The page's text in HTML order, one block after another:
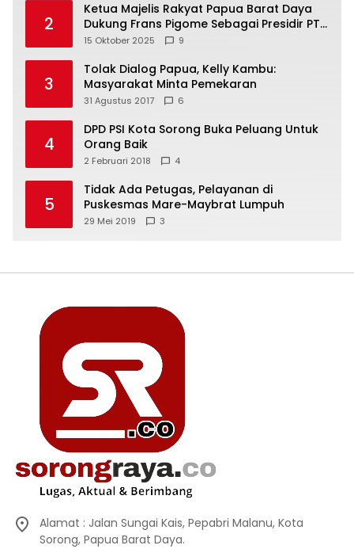
2
Ketua Majelis Rakyat Papua Barat Daya
Dukung Frans Pigome Sebagai Presidir PT
Freeport Indonesia
15 Oktober 2025 9
3
Tolak Dialog Papua, Kelly Kambu:
Masyarakat Minta Pemekaran
31 Agustus 2017 6
4
DPD PSI Kota Sorong Buka Peluang Untuk
Orang Baik
2 Februari 2018 4
5
Tidak Ada Petugas, Pelayanan di
Puskesmas Mare-Maybrat Lumpuh
29 Mei 2019 3
Alamat : Jalan Sungai Kais, Pepabri Malanu, Kota
Sorong, Papua Barat Daya.